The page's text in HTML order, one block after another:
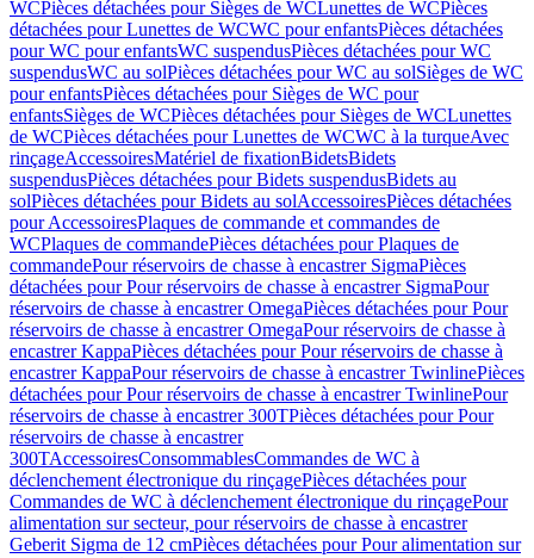
WCPièces détachées pour Sièges de WCLunettes de WCPièces
détachées pour Lunettes de WCWC pour enfantsPièces détachées
pour WC pour enfantsWC suspendusPièces détachées pour WC
suspendusWC au solPièces détachées pour WC au solSièges de WC
pour enfantsPièces détachées pour Sièges de WC pour
enfantsSièges de WCPièces détachées pour Sièges de WCLunettes
de WCPièces détachées pour Lunettes de WCWC à la turqueAvec
rinçageAccessoiresMatériel de fixationBidetsBidets
suspendusPièces détachées pour Bidets suspendusBidets au
solPièces détachées pour Bidets au solAccessoiresPièces détachées
pour AccessoiresPlaques de commande et commandes de
WCPlaques de commandePièces détachées pour Plaques de
commandePour réservoirs de chasse à encastrer SigmaPièces
détachées pour Pour réservoirs de chasse à encastrer SigmaPour
réservoirs de chasse à encastrer OmegaPièces détachées pour Pour
réservoirs de chasse à encastrer OmegaPour réservoirs de chasse à
encastrer KappaPièces détachées pour Pour réservoirs de chasse à
encastrer KappaPour réservoirs de chasse à encastrer TwinlinePièces
détachées pour Pour réservoirs de chasse à encastrer TwinlinePour
réservoirs de chasse à encastrer 300TPièces détachées pour Pour
réservoirs de chasse à encastrer
300TAccessoiresConsommablesCommandes de WC à
déclenchement électronique du rinçagePièces détachées pour
Commandes de WC à déclenchement électronique du rinçagePour
alimentation sur secteur, pour réservoirs de chasse à encastrer
Geberit Sigma de 12 cmPièces détachées pour Pour alimentation sur